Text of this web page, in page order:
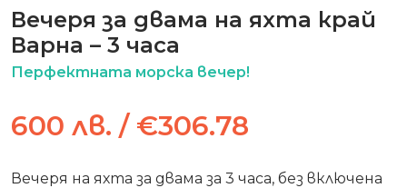
Вечеря за двама на яхта край
Варна – 3 часа
Перфектната морска вечер!
600 лв. / €306.78
Вечеря на яхта за двама за 3 часа, без включена